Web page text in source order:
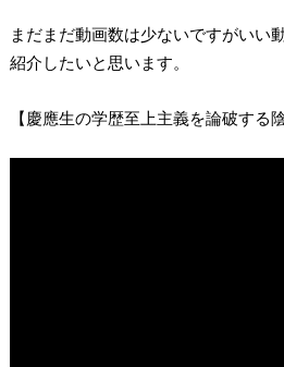
まだまだ動画数は少ないですがいい
紹介したいと思います。
【慶應生の学歴至上主義を論破する